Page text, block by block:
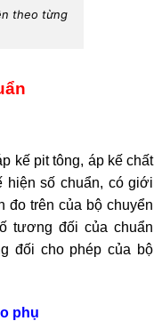
theo từng
kế pit tông, áp kế chất
hiện số chuẩn, có giới
đo trên của bộ chuyển
tương đối của chuẩn
đối cho phép của bộ
phụ